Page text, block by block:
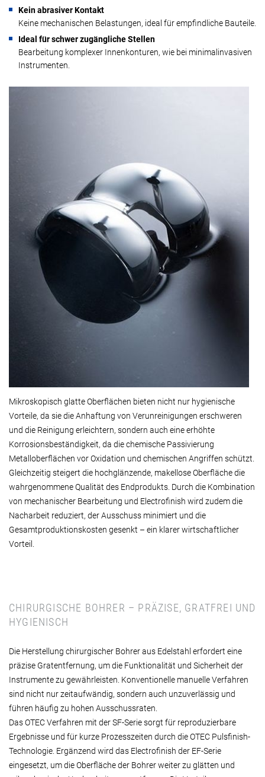
Kein abrasiver Kontakt
Keine mechanischen Belastungen, ideal für empfindliche Bauteile.
Ideal für schwer zugängliche Stellen
Bearbeitung komplexer Innenkonturen, wie bei minimalinvasiven
Instrumenten.
Mikroskopisch glatte Oberflächen bieten nicht nur hygienische
Vorteile, da sie die Anhaftung von Verunreinigungen erschweren
und die Reinigung erleichtern, sondern auch eine erhöhte
Korrosionsbeständigkeit, da die chemische Passivierung
Metalloberflächen vor Oxidation und chemischen Angriffen schützt.
Gleichzeitig steigert die hochglänzende, makellose Oberfläche die
wahrgenommene Qualität des Endprodukts. Durch die Kombination
von mechanischer Bearbeitung und Electrofinish wird zudem die
Nacharbeit reduziert, der Ausschuss minimiert und die
Gesamtproduktionskosten gesenkt – ein klarer wirtschaftlicher
Vorteil.
CHIRURGISCHE BOHRER – PRÄZISE, GRATFREI UND
HYGIENISCH
Die Herstellung chirurgischer Bohrer aus Edelstahl erfordert eine
präzise Gratentfernung, um die Funktionalität und Sicherheit der
Instrumente zu gewährleisten. Konventionelle manuelle Verfahren
sind nicht nur zeitaufwändig, sondern auch unzuverlässig und
führen häufig zu hohen Ausschussraten.
Das OTEC Verfahren mit der SF-Serie sorgt für reproduzierbare
Ergebnisse und für kurze Prozesszeiten durch die OTEC Pulsfinish-
Technologie. Ergänzend wird das Electrofinish der EF-Serie
eingesetzt, um die Oberfläche der Bohrer weiter zu glätten und